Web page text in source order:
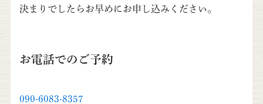
決まりでしたらお早めにお申し込みください。
お電話でのご予約
090-6083-8357